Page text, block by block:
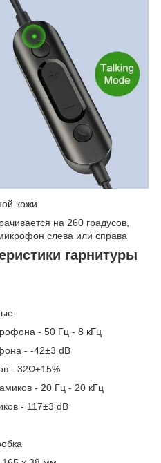
кожи
на 260 градусов,
слева или справа
гарнитуры
- 50 Гц - 8 кГц
- -42±3 dB
- 32Ω±15%
- 20 Гц - 20 кГц
- 117±3 dB